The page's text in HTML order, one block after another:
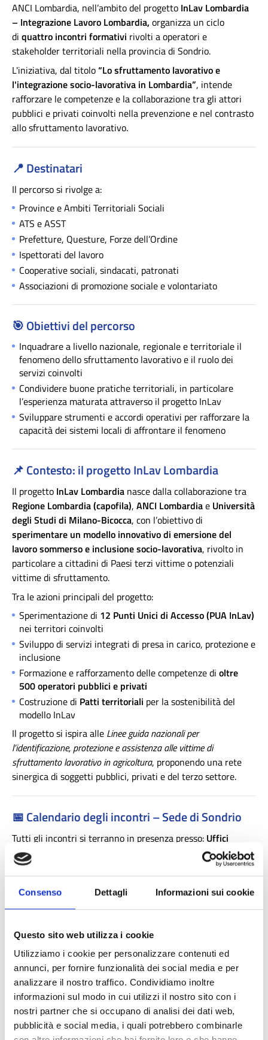
Consenso Dettagli Informazioni sui cookie
Questo sito web utilizza i cookie
Utilizziamo i cookie per personalizzare contenuti ed
annunci, per fornire funzionalità dei social media e per
analizzare il nostro traffico. Condividiamo inoltre
informazioni sul modo in cui utilizzi il nostro sito con i
nostri partner che si occupano di analisi dei dati web,
pubblicità e social media, i quali potrebbero combinarle
ANCI Lombardia, nell’ambito del progetto InLav Lombardia
– Integrazione Lavoro Lombardia, organizza un ciclo
di quattro incontri formativi rivolti a operatori e
stakeholder territoriali nella provincia di Sondrio.
L'iniziativa, dal titolo“Lo sfruttamento lavorativo e
l'integrazione socio-lavorativa in Lombardia”, intende
rafforzare le competenze e la collaborazione tra gli attori
pubblici e privati coinvolti nella prevenzione e nel contrasto
allo sfruttamento lavorativo.
📍Destinatari
Il percorso si rivolge a:
Province e Ambiti Territoriali Sociali
ATS e ASST
Prefetture, Questure, Forze dell’Ordine
Ispettorati del lavoro
Cooperative sociali, sindacati, patronati
Associazioni di promozione sociale e volontariato
🎯Obiettivi del percorso
Inquadrare a livello nazionale, regionale e territoriale il
fenomeno dello sfruttamento lavorativo e il ruolo dei
servizi coinvolti
Condividere buone pratiche territoriali, in particolare
l’esperienza maturata attraverso il progetto InLav
Sviluppare strumenti e accordi operativi per rafforzare la
capacità dei sistemi locali di affrontare il fenomeno
📌Contesto: il progetto InLav Lombardia
Il progetto InLav Lombardia nasce dalla collaborazione tra
Regione Lombardia (capofila), ANCI Lombardiae Università
degli Studi di Milano-Bicocca, con l’obiettivo di
sperimentare un modello innovativo di emersione del
lavoro sommerso e inclusione socio-lavorativa, rivolto in
particolare a cittadini di Paesi terzi vittime o potenziali
vittime di sfruttamento.
Tra le azioni principali del progetto:
Sperimentazione di 12 Punti Unici di Accesso (PUA InLav)
nei territori coinvolti
Sviluppo di servizi integrati di presa in carico, protezione e
inclusione
Formazione e rafforzamento delle competenze di oltre
500 operatori pubblici e privati
Costruzione di Patti territoriali per la sostenibilità del
modello InLav
Il progetto si ispira alle Linee guida nazionali per
l’identificazione, protezione e assistenza alle vittime di
sfruttamento lavorativo in agricoltura, proponendo una rete
sinergica di soggetti pubblici, privati e del terzo settore.
📅Calendario degli incontri – Sede di Sondrio
Tutti gli incontri si terranno in presenza presso: Uffici
Provinciali di Palazzo Besta - Via Ragazzi del '99 - Sondrio
(SO) - Piano Terra, Sala Riunioni.
Lun 26 maggio
– Il fenomeno dello sfruttamento
lavorativo in Italia e Lombardia: dimensioni,
caratteristiche, metodi di identificazione e indicatori di
Lun 9 giugno– Il contrasto allo sfruttamento lavorativo:
lo stato dell’arte della normativa e dei servizi territoriali
Lun 30 giugno– Il progetto INLAV: ipotesi,
implementazione, esiti, apprendimenti. Testimonianza
della sperimentazione di un Ambito Territoriale Sociale.
Lun 7 luglio– Obiettivi, condizioni, contenuti per il
rafforzamento del sistema territoriale di identificazione e